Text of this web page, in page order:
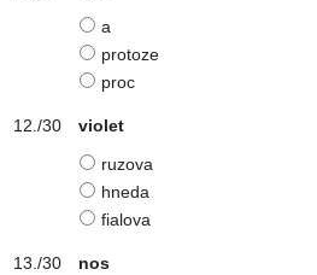
a
protoze
proc
violet
ruzova
hneda
fialova
nos